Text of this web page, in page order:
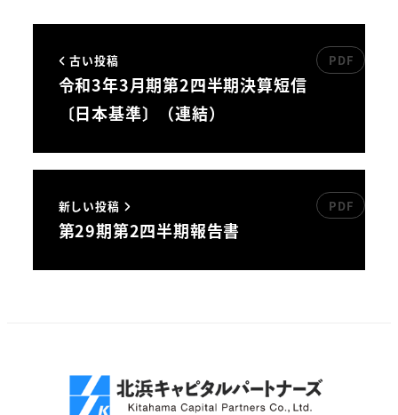
古い投稿
令和3年3月期第2四半期決算短信
〔日本基準〕（連結）
新しい投稿
第29期第2四半期報告書